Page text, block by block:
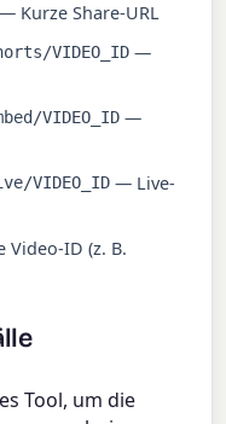
— Kurze Share-URL
VIDEO_ID —
VIDEO_ID —
VIDEO_ID — Live-
ID (z. B.
Tool, um die